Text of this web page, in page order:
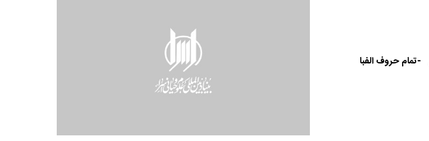
-تمام حروف الفبا